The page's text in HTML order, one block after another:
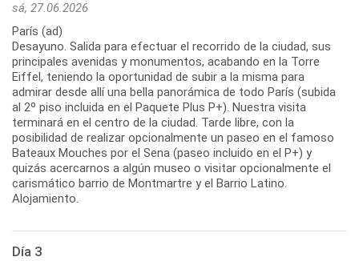
sá, 27.06.2026
París (ad)
Desayuno. Salida para efectuar el recorrido de la ciudad, sus
principales avenidas y monumentos, acabando en la Torre
Eiffel, teniendo la oportunidad de subir a la misma para
admirar desde allí una bella panorámica de todo París (subida
al 2º piso incluida en el Paquete Plus P+). Nuestra visita
terminará en el centro de la ciudad. Tarde libre, con la
posibilidad de realizar opcionalmente un paseo en el famoso
Bateaux Mouches por el Sena (paseo incluido en el P+) y
quizás acercarnos a algún museo o visitar opcionalmente el
carismático barrio de Montmartre y el Barrio Latino.
Día 3